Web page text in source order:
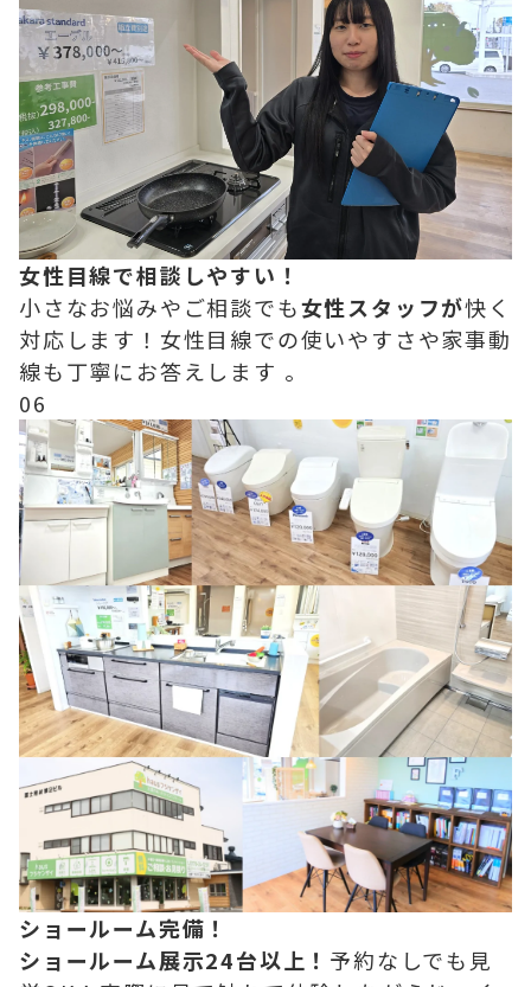
女性目線で相談しやすい！
小さなお悩みやご相談でも女性スタッフが快く
対応します！女性目線での使いやすさや家事動
線も丁寧にお答えします 。
06
ショールーム完備！
ショールーム展示24台以上！ 予約なしでも見